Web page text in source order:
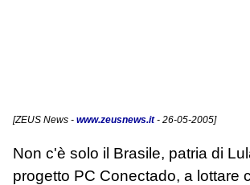
[ZEUS News - www.zeusnews.it- 26-05-2005]
Non c'è solo il Brasile, patria di
progetto PC Conectado, a lottare